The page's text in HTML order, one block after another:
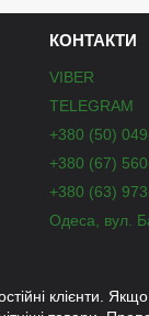
КОНТАКТИ
VIBER
TELEGRAM
+380 (50)
+380 (67)
+380 (63)
Одеса, вул.
клієнти.